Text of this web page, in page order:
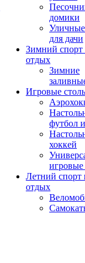
домики
для дачи
Зимний спорт
отдых
Зимние
Игровые
футбол
хоккей
Летний спорт
отдых